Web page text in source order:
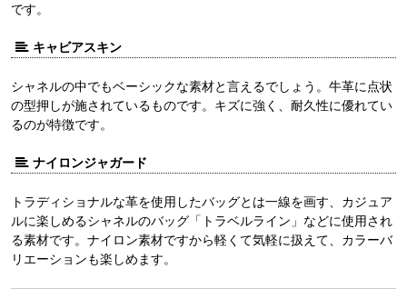
です。
キャビアスキン
シャネルの中でもベーシックな素材と言えるでしょう。牛革に点状
の型押しが施されているものです。キズに強く、耐久性に優れてい
るのが特徴です。
ナイロンジャガード
トラディショナルな革を使用したバッグとは一線を画す、カジュア
ルに楽しめるシャネルのバッグ「トラベルライン」などに使用され
る素材です。ナイロン素材ですから軽くて気軽に扱えて、カラーバ
リエーションも楽しめます。